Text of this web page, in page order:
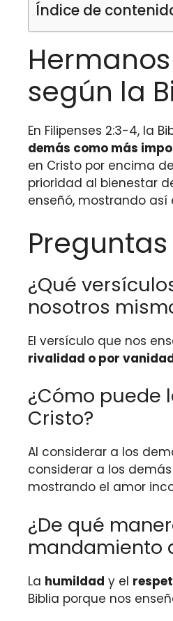
Índice de
según la
En Filipenses 2:3-4, la
demás como más
en Cristo por encima
prioridad al bienestar
enseñó, mostrando
¿Qué
nosotros
El versículo que nos
rivalidad o por
¿Cómo puede
Cristo?
Al considerar a los
considerar a los
mostrando el amor
¿De qué
mandamiento
La humildad y el
Biblia porque nos